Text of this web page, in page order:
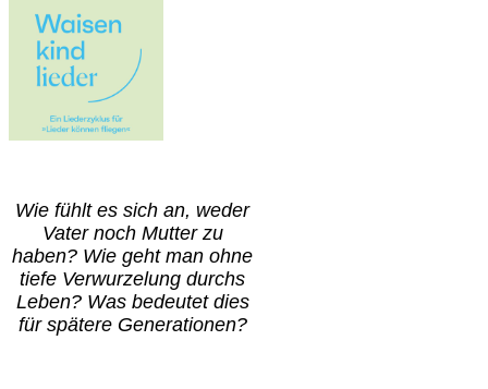
Wie fühlt es sich an, weder
Vater noch Mutter zu
haben? Wie geht man ohne
tiefe Verwurzelung durchs
Leben? Was bedeutet dies
für spätere Generationen?